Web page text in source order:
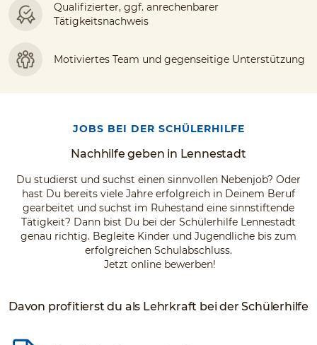
Qualifizierter, ggf. anrechenbarer
Tätigkeitsnachweis
Motiviertes Team und gegenseitige Unterstützung
JOBS BEI DER SCHÜLERHILFE
Nachhilfe geben in Lennestadt
Du studierst und suchst einen sinnvollen Nebenjob? Oder
hast Du bereits viele Jahre erfolgreich in Deinem Beruf
gearbeitet und suchst im Ruhestand eine sinnstiftende
Tätigkeit? Dann bist Du bei der Schülerhilfe Lennestadt
genau richtig. Begleite Kinder und Jugendliche bis zum
erfolgreichen Schulabschluss.
Jetzt online bewerben!
Davon profitierst du als Lehrkraft bei der Schülerhilfe